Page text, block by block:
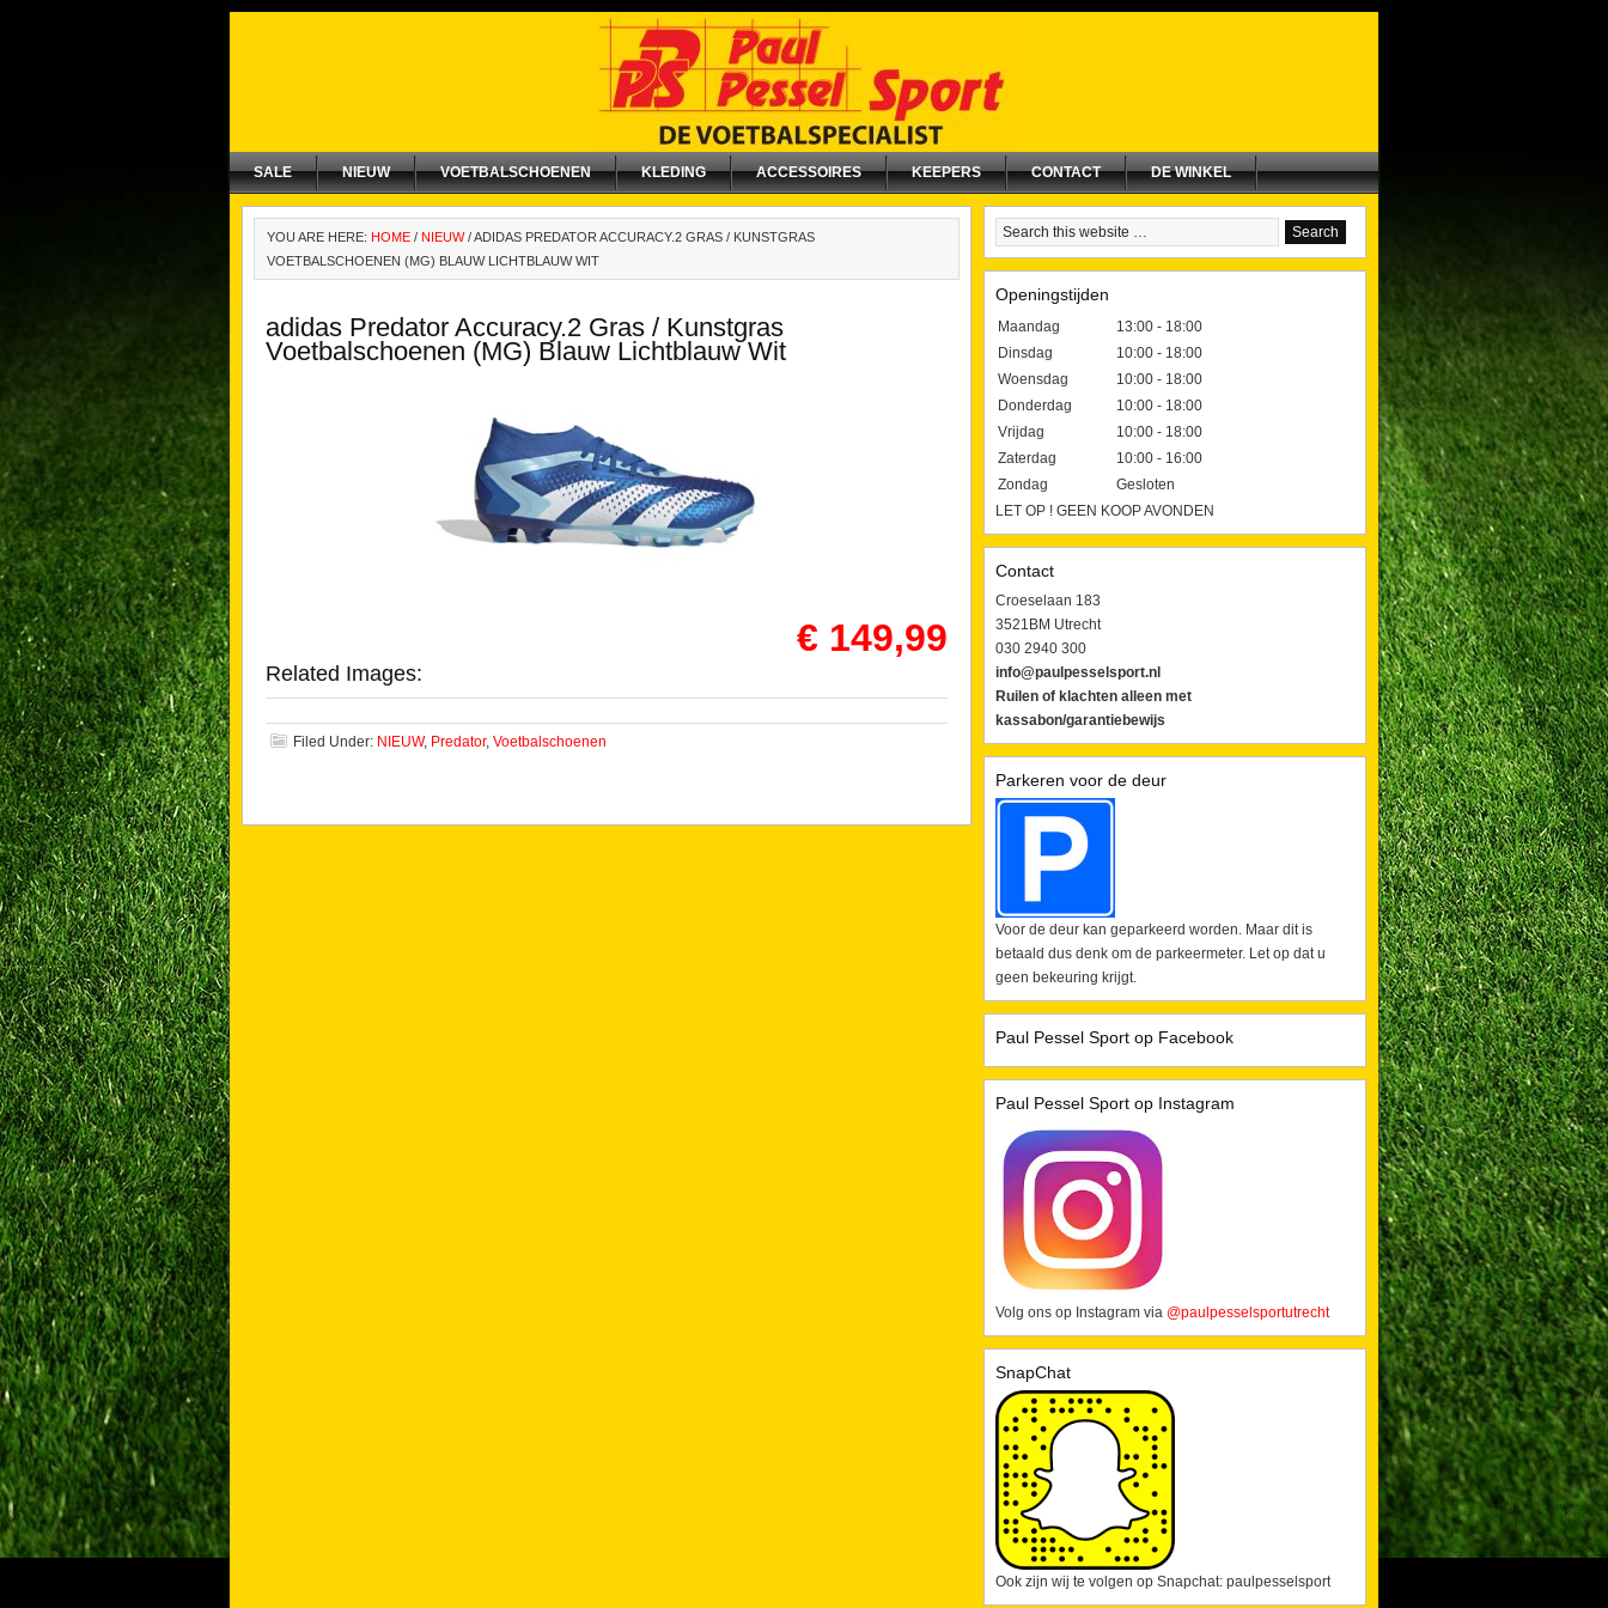
SALE NIEUW VOETBALSCHOENEN KLEDING ACCESSOIRES KEEPERS CONTACT DE WINKEL
YOU ARE HERE: HOME / NIEUW /ADIDAS PREDATOR ACCURACY.2 GRAS / KUNSTGRAS
VOETBALSCHOENEN (MG) BLAUW LICHTBLAUW WIT
adidas Predator Accuracy.2 Gras / Kunstgras
Voetbalschoenen (MG) Blauw Lichtblauw Wit
€ 149,99
Related Images:
Filed Under: NIEUW, Predator, Voetbalschoenen
Openingstijden
Maandag
13:00 - 18:00
Dinsdag
10:00 - 18:00
Woensdag
10:00 - 18:00
Donderdag
10:00 - 18:00
Vrijdag
10:00 - 18:00
Zaterdag
10:00 - 16:00
Zondag
Gesloten
LET OP ! GEEN KOOP AVONDEN
Contact
Croeselaan 183
3521BM Utrecht
030 2940 300
info@paulpesselsport.nl
Ruilen of klachten alleen met
kassabon/garantiebewijs
Parkeren voor de deur
Voor de deur kan geparkeerd worden. Maar dit is
betaald dus denk om de parkeermeter. Let op dat u
geen bekeuring krijgt.
Paul Pessel Sport op Facebook
Paul Pessel Sport op Instagram
Volg ons op Instagram via @paulpesselsportutrecht
SnapChat
Ook zijn wij te volgen op Snapchat: paulpesselsport